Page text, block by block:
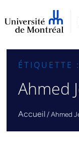
ÉTIQUETTE
Ahmed
Accueil /Ahmed